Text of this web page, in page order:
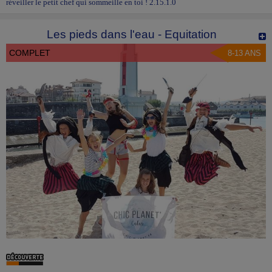
réveiller le petit chef qui sommeille en toi ! 2.15.1.0
Les pieds dans l'eau - Equitation
COMPLET 8-13 ANS